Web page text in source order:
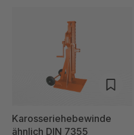
Karosseriehebewinde
ähnlich DIN 7355